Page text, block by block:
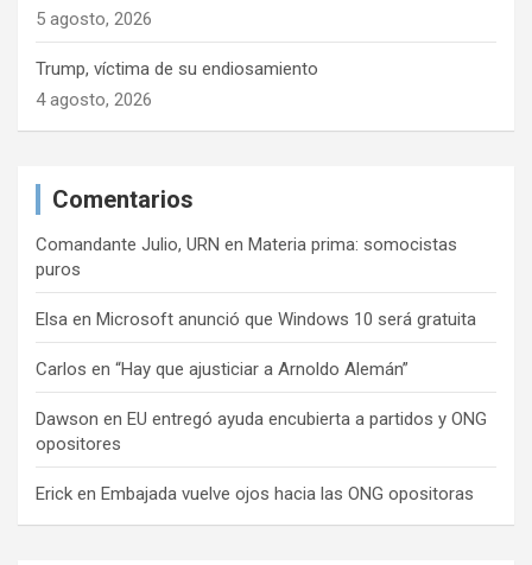
5 agosto, 2026
Trump, víctima de su endiosamiento
4 agosto, 2026
Comentarios
Comandante Julio, URN en Materia prima: somocistas
puros
Elsa en Microsoft anunció que Windows 10 será gratuita
Carlos en “Hay que ajusticiar a Arnoldo Alemán”
Dawson en EU entregó ayuda encubierta a partidos y ONG
opositores
Erick en Embajada vuelve ojos hacia las ONG opositoras